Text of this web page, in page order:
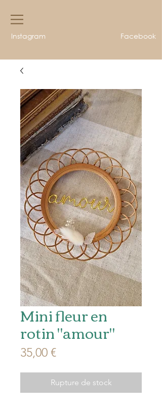
Instagram Facebook
Mini fleur en
rotin "amour"
35,00 €Prix
Rupture de stock